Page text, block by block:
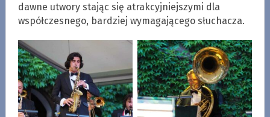
dawne utwory stając się atrakcyjniejszymi dla
współczesnego, bardziej wymagającego słuchacza.